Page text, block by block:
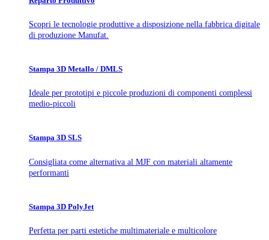
Scopri le tecnologie produttive a disposizione nella fabbrica digitale
di produzione Manufat.
Stampa 3D Metallo / DMLS
Ideale per prototipi e piccole produzioni di componenti complessi
medio-piccoli
Stampa 3D SLS
Consigliata come alternativa al MJF con materiali altamente
performanti
Stampa 3D PolyJet
Perfetta per parti estetiche multimateriale e multicolore